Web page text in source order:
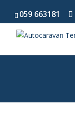
059 663181